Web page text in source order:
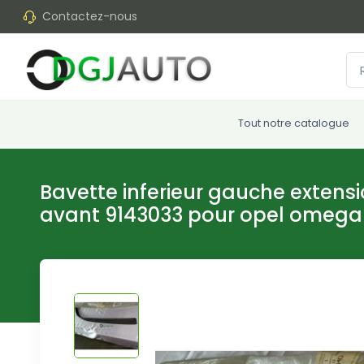
Contactez-nous
Tout notre catalogue
Bavette inferieur gauche
avant 9143033 pour opel omega